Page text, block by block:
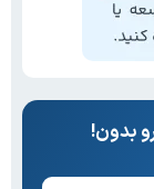
بدون!